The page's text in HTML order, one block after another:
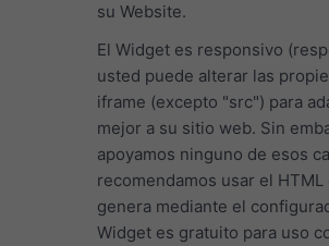
su Website.
El Widget es responsivo
usted puede alterar las
iframe (excepto "src") para
mejor a su sitio web. Sin
apoyamos ninguno de esos
recomendamos usar el HTML
genera mediante el
Widget es gratuito para uso